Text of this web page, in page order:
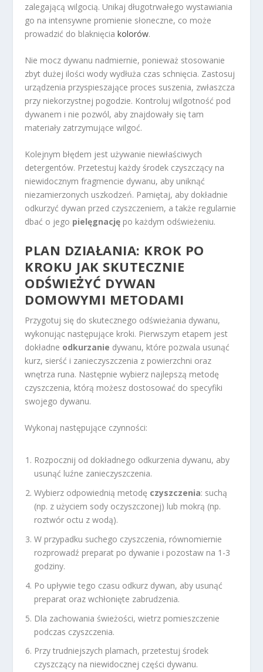
zalegającą wilgocią. Unikaj długotrwałego wystawiania
go na intensywne promienie słoneczne, co może
prowadzić do blaknięciakolorów.
Nie mocz dywanu nadmiernie, ponieważ stosowanie
zbyt dużej ilości wody wydłuża czas schnięcia. Zastosuj
urządzenia przyspieszające proces suszenia, zwłaszcza
przy niekorzystnej pogodzie. Kontroluj wilgotność pod
dywanem i nie pozwól, aby znajdowały się tam
materiały zatrzymujące wilgoć.
Kolejnym błędem jest używanie niewłaściwych
detergentów. Przetestuj każdy środek czyszczący na
niewidocznym fragmencie dywanu, aby uniknąć
niezamierzonych uszkodzeń. Pamiętaj, aby dokładnie
odkurzyć dywan przed czyszczeniem, a także regularnie
dbać o jego pielęgnację po każdym odświeżeniu.
PLAN DZIAŁANIA: KROK PO
KROKU JAK SKUTECZNIE
ODŚWIEŻYĆ DYWAN
DOMOWYMI METODAMI
Przygotuj się do skutecznego odświeżania dywanu,
wykonując następujące kroki. Pierwszym etapem jest
dokładne odkurzanie dywanu, które pozwala usunąć
kurz, sierść i zanieczyszczenia z powierzchni oraz
wnętrza runa. Następnie wybierz najlepszą metodę
czyszczenia, którą możesz dostosować do specyfiki
swojego dywanu.
Wykonaj następujące czynności:
Rozpocznij od dokładnego odkurzenia dywanu, aby
usunąć luźne zanieczyszczenia.
Wybierz odpowiednią metodę czyszczenia: suchą
(np. z użyciem sody oczyszczonej) lub mokrą (np.
roztwór octu z wodą).
W przypadku suchego czyszczenia, równomiernie
rozprowadź preparat po dywanie i pozostaw na 1-3
godziny.
Po upływie tego czasu odkurz dywan, aby usunąć
preparat oraz wchłonięte zabrudzenia.
Dla zachowania świeżości, wietrz pomieszczenie
podczas czyszczenia.
Przy trudniejszych plamach, przetestuj środek
czyszczący na niewidocznej części dywanu.